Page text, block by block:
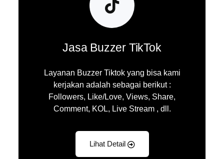
Jasa Buzzer TikTok
Layanan Buzzer Tiktok yang bisa kami
kerjakan adalah sebagai berikut :
Followers, Like/Love, Views, Share,
Comment, KOL, Live Stream , dll.
Lihat Detail